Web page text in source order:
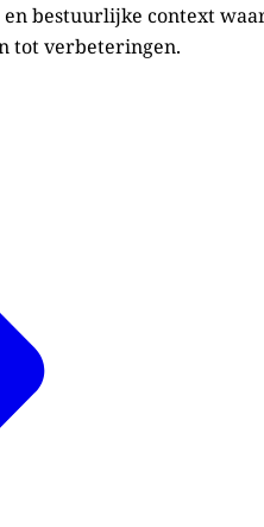
bestuurlijke context
tot verbeteringen.